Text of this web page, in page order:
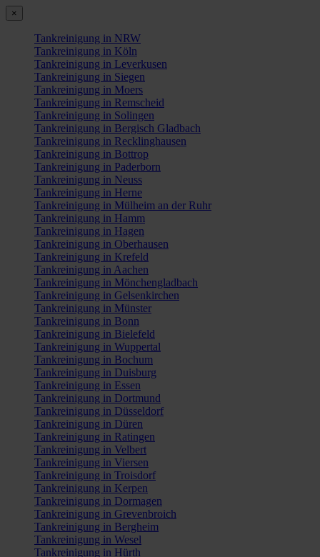
×
Tankreinigung in NRW
Tankreinigung in Köln
Tankreinigung in Leverkusen
Tankreinigung in Siegen
Tankreinigung in Moers
Tankreinigung in Remscheid
Tankreinigung in Solingen
Tankreinigung in Bergisch Gladbach
Tankreinigung in Recklinghausen
Tankreinigung in Bottrop
Tankreinigung in Paderborn
Tankreinigung in Neuss
Tankreinigung in Herne
Tankreinigung in Mülheim an der Ruhr
Tankreinigung in Hamm
Tankreinigung in Hagen
Tankreinigung in Oberhausen
Tankreinigung in Krefeld
Tankreinigung in Aachen
Tankreinigung in Mönchengladbach
Tankreinigung in Gelsenkirchen
Tankreinigung in Münster
Tankreinigung in Bonn
Tankreinigung in Bielefeld
Tankreinigung in Wuppertal
Tankreinigung in Bochum
Tankreinigung in Duisburg
Tankreinigung in Essen
Tankreinigung in Dortmund
Tankreinigung in Düsseldorf
Tankreinigung in Düren
Tankreinigung in Ratingen
Tankreinigung in Velbert
Tankreinigung in Viersen
Tankreinigung in Troisdorf
Tankreinigung in Kerpen
Tankreinigung in Dormagen
Tankreinigung in Grevenbroich
Tankreinigung in Bergheim
Tankreinigung in Wesel
Tankreinigung in Hürth